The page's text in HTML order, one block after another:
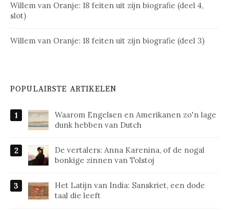
Willem van Oranje: 18 feiten uit zijn biografie (deel 4,
slot)
Willem van Oranje: 18 feiten uit zijn biografie (deel 3)
POPULAIRSTE ARTIKELEN
Waarom Engelsen en Amerikanen zo'n lage
dunk hebben van Dutch
De vertalers: Anna Karenina, of de nogal
bonkige zinnen van Tolstoj
Het Latijn van India: Sanskriet, een dode
taal die leeft